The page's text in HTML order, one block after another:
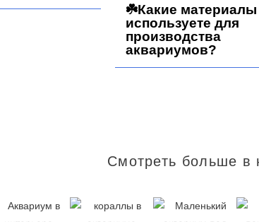
☘️Какие материалы
используете для
производства
аквариумов?
Смотреть больше в